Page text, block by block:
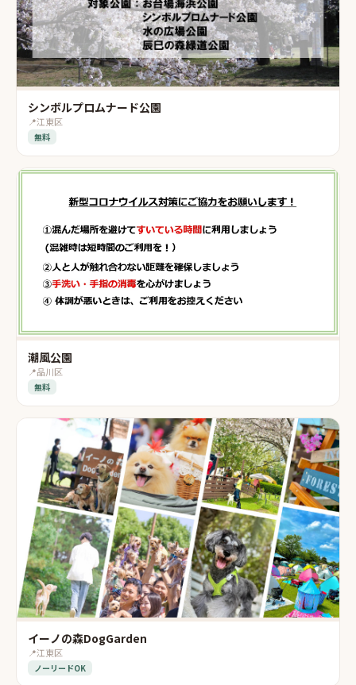
シンボルプロムナード公園
📍江東区
無料
潮風公園
📍品川区
無料
イーノの森DogGarden
📍江東区
ノーリードOK